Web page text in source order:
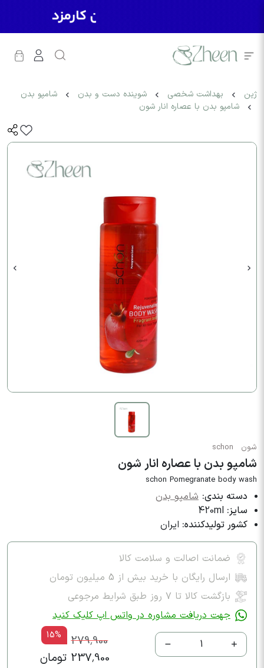
ژین بهداشت شخصی شوینده دست و بدن
شامپو بدن
شامپو بدن با عصاره انار شون
شون schon
شامپو بدن با عصاره انار شون
schon Pomegranate body wash
دسته بندی: شامپو بدن
سایز: 420ml
کشور تولیدکننده: ایران
ضمانت اصالت و سلامت کالا
ارسال رایگان با خرید بیش از 5 میلیون تومان
بازگشت کالا تا ۷ روز طبق شرایط مرجوعی
جهت دریافت مشاوره در واتس اپ کلیک کنید
1
279,900
15%
237,900 تومان